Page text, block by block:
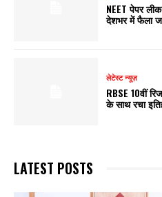
NEET पेपर
देशभर में फैला
लेटेस्ट न्यूज़
RBSE 10वीं
के साथ रचा
LATEST POSTS